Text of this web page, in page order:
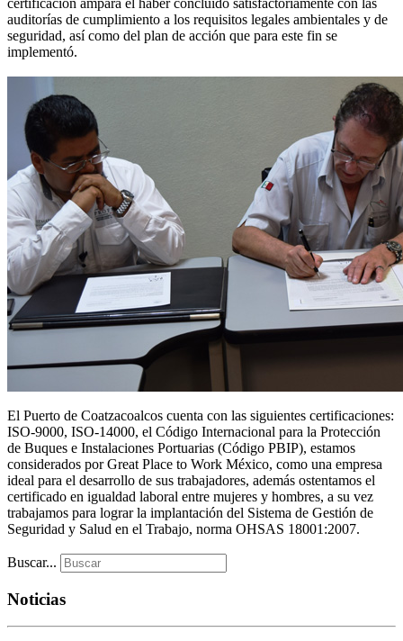
certificación ampara el haber concluido satisfactoriamente con las
auditorías de cumplimiento a los requisitos legales ambientales y de
seguridad, así como del plan de acción que para este fin se
implementó.
El Puerto de Coatzacoalcos cuenta con las siguientes certificaciones:
ISO-9000, ISO-14000, el Código Internacional para la Protección
de Buques e Instalaciones Portuarias (Código PBIP), estamos
considerados por Great Place to Work México, como una empresa
ideal para el desarrollo de sus trabajadores, además ostentamos el
certificado en igualdad laboral entre mujeres y hombres, a su vez
trabajamos para lograr la implantación del Sistema de Gestión de
Seguridad y Salud en el Trabajo, norma OHSAS 18001:2007.
Buscar...
Noticias